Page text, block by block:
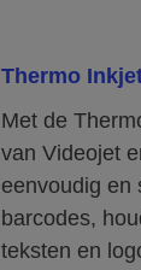
Thermo
Met de
van Videojet
eenvoudig en
barcodes,
teksten en